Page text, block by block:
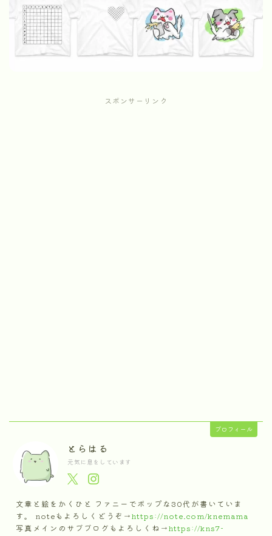
スポンサーリンク
プロフィール
とらはる
元気に息をしています
文章と絵をかくひと ファニーでポップな30代が書いていま
す。 noteもよろしくどうぞ→https://note.com/knemama
写真メインのサブブログもよろしくね→https://kns7-